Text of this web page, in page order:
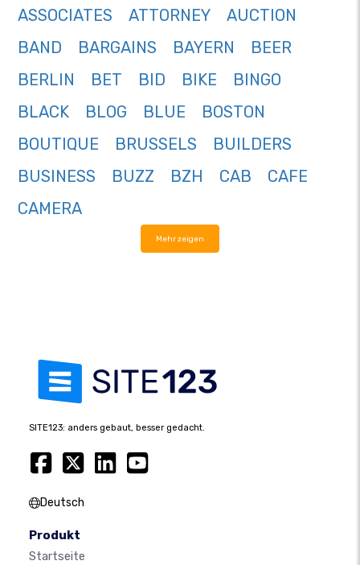
ASSOCIATES
ATTORNEY
AUCTION
BAND
BARGAINS BAYERN
BEER
BERLIN
BET BID BIKE
BINGO
BLACK
BLOG BLUE
BOSTON
BOUTIQUE
BRUSSELS
BUILDERS
BUSINESS
BUZZ BZH CAB
CAFE
CAMERA
Mehr zeigen
SITE123: anders gebaut, besser gedacht.
Deutsch
Produkt
Startseite